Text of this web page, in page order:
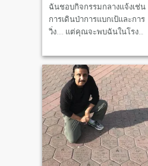
ฉันชอบกิจกรรมกลางแจ้งเช่น
การเดินป่าการแบกเป้และการ
วิ่ง.... แต่คุณจะพบฉันในโรง
กีฬาใดๆหรือเพียงแค่ไปที่
ชายหาด กำลังหาอีกครึ่งนึง
ของฉัน หากคุณจะขอให้ฉัน
ลงทุนในการเข้ารหัสลับ IM
แล้วลงทุนและไม่สนใจในการ
ลงทุนมากขึ้น.